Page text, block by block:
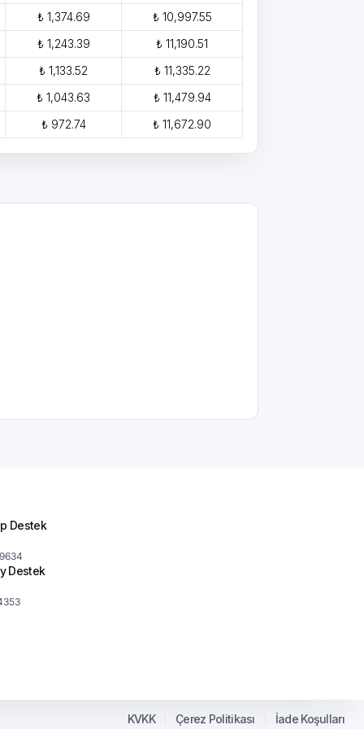
₺ 1,374.69
₺ 10,997.55
₺ 1,243.39
₺ 11,190.51
₺ 1,133.52
₺ 11,335.22
₺ 1,043.63
₺ 11,479.94
₺ 972.74 ₺ 11,672.90
Destek
Destek
KVKK Çerez Politikası İade Koşulları